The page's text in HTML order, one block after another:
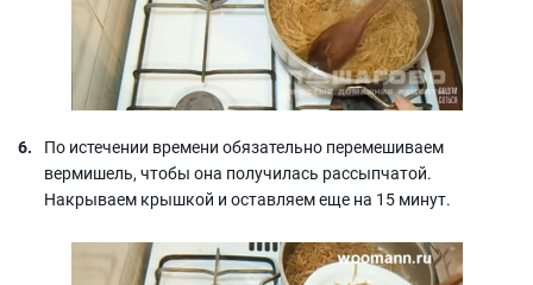
По истечении времени обязательно перемешиваем
вермишель, чтобы она получилась рассыпчатой.
Накрываем крышкой и оставляем еще на 15 минут.